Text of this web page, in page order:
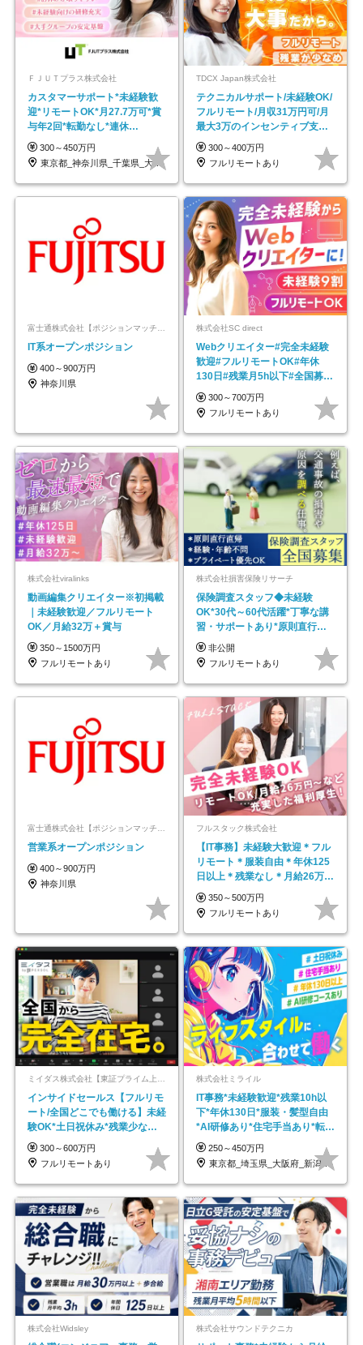
ＦＪＵＴプラス株式会社
カスタマーサポート*未経験歓
迎*リモートOK*月27.7万可*賞
与年2回*転勤なし*連休
OK/ZE010232
300～450万円
東京都_神奈川県_千葉県_大阪府_愛知県…
TDCX Japan株式会社
テクニカルサポート/未経験OK/
フルリモート/月収31万円可/月
最大3万のインセンティブ支給/
平均年齢33歳
300～400万円
フルリモートあり
富士通株式会社【ポジションマッチ登録】
IT系オープンポジション
400～900万円
神奈川県
株式会社SC direct
Webクリエイター#完全未経験
歓迎#フルリモートOK#年休
130日#残業月5h以下#全国募集
#最大1年の研修
300～700万円
フルリモートあり
株式会社viralinks
動画編集クリエイター※初掲載
｜未経験歓迎／フルリモート
OK／月給32万＋賞与
350～1500万円
フルリモートあり
株式会社損害保険リサーチ
保険調査スタッフ◆未経験
OK*30代～60代活躍*丁寧な講
習・サポートあり*原則直行直
帰／全国募集・業務委託
非公開
フルリモートあり
富士通株式会社【ポジションマッチ登録】
営業系オープンポジション
400～900万円
神奈川県
フルスタック株式会社
【IT事務】未経験大歓迎＊フル
リモート＊服装自由＊年休125
日以上＊残業なし＊月給26万円
以上
350～500万円
フルリモートあり
インサイドセールス【フルリモ
ート/全国どこでも働ける】未経
験OK*土日祝休み*残業少なめ*
在宅勤務手当あり
300～600万円
フルリモートあり
株式会社ミライル
IT事務*未経験歓迎*残業10h以
下*年休130日*服装・髪型自由
*AI研修あり*住宅手当あり*転勤
なし
250～450万円
東京都_埼玉県_大阪府_新潟県_福岡県
株式会社Widsley 株式会社サウンドテクニカ